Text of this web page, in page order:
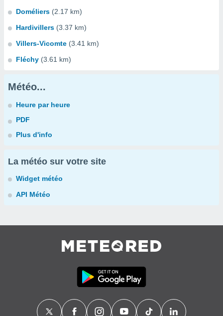
Doméliers (2.17 km)
Hardivillers (3.37 km)
Villers-Vicomte (3.41 km)
Fléchy (3.61 km)
Météo...
Heure par heure
PDF
Plus d'info
La météo sur votre site
Widget météo
API Météo